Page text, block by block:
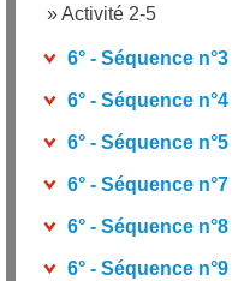
»Activité 2-5
6° - Séquence n°3
6° - Séquence n°4
6° - Séquence n°5
6° - Séquence n°7
6° - Séquence n°8
6° - Séquence n°9